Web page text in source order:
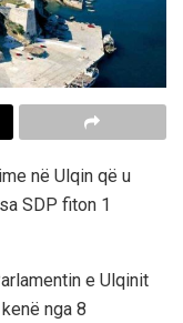
në Ulqin që u
SDP fiton 1
e Ulqinit
nga 8